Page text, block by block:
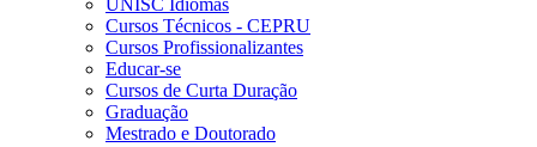
UNISC Idiomas
Cursos Técnicos - CEPRU
Cursos Profissionalizantes
Educar-se
Cursos de Curta Duração
Graduação
Mestrado e Doutorado